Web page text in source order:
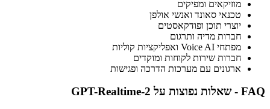
מוזיקאים ומפיקים
טכנאי סאונד ואנשי אולפן
יוצרי תוכן ופודקאסטים
חברות מדיה ותרגום
מפתחי Voice AI ואפליקציות קוליות
חברות שירות לקוחות ומוקדים
ארגונים עם מערכות הדרכה ופגישות
FAQ - שאלות נפוצות על GPT-Realtime-2